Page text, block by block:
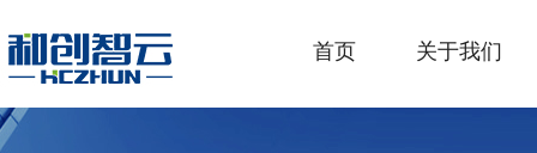
首页 关于我们